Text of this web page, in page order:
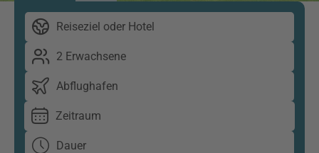
Reiseziel oder Hotel
2 Erwachsene
Abflughafen
Zeitraum
Dauer